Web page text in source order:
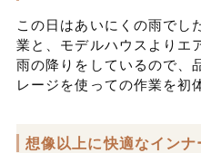
この日はあいにくの雨でし
業と、モデルハウスよりエ
雨の降りをしているので、
レージを使っての作業を初
想像以上に快適なインナ